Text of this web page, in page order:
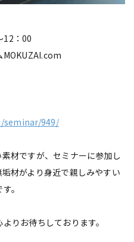
：00
MOKUZAI.com
seminar/949/
材ですが、セミナーに参加し
材がより身近で親しみやすい
。
りお待ちしております。